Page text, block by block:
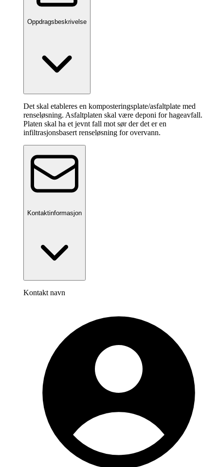
Oppdragsbeskrivelse
Det skal etableres en komposteringsplate/asfaltplate med
renseløsning. Asfaltplaten skal være deponi for hageavfall.
Platen skal ha et jevnt fall mot sør der det er en
infiltrasjonsbasert renseløsning for overvann.
Kontaktinformasjon
Kontakt navn